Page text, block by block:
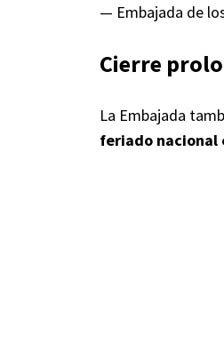
— Embajada de
Cierre
La Embajada
feriado nacional